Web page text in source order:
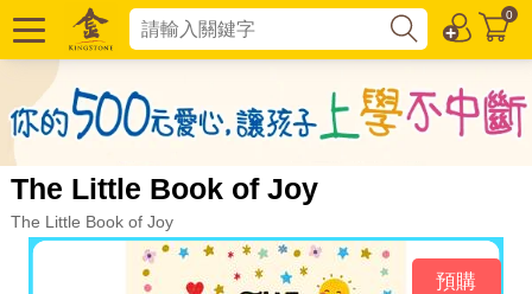
0
The Little Book of Joy
The Little Book of Joy
預購